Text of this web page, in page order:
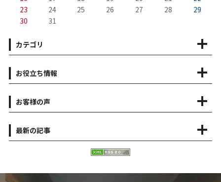
23
24 25 26 27 28
29
30
31
カテゴリ
お役立ち情報
お客様の声
最新の記事